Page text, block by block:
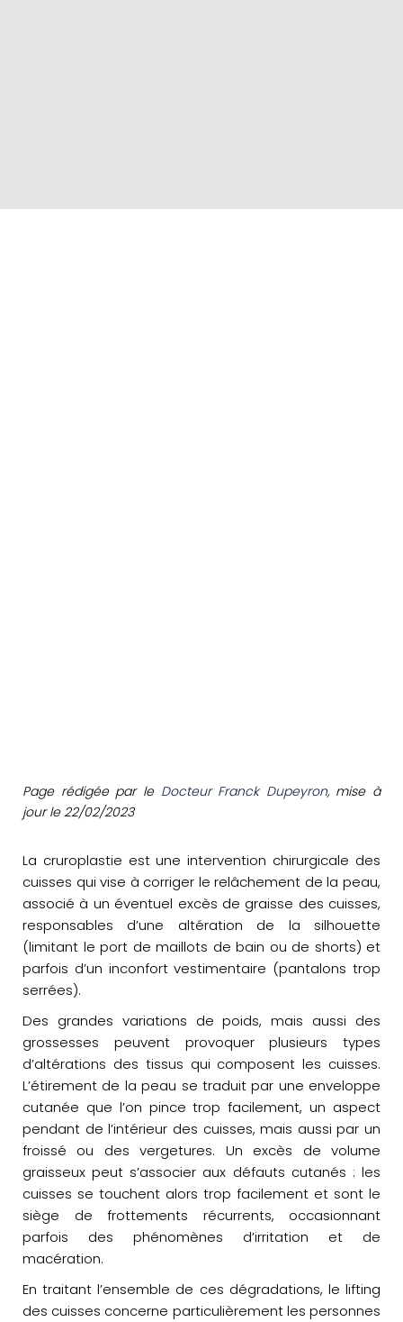
Page rédigée par le Docteur Franck Dupeyron, mise à
jour le 22/02/2023
La cruroplastie est une intervention chirurgicale des
cuisses qui vise à corriger le relâchement de la peau,
associé à un éventuel excès de graisse des cuisses,
responsables d’une altération de la silhouette
(limitant le port de maillots de bain ou de shorts) et
parfois d’un inconfort vestimentaire (pantalons trop
serrées).
Des grandes variations de poids, mais aussi des
grossesses peuvent provoquer plusieurs types
d’altérations des tissus qui composent les cuisses.
L’étirement de la peau se traduit par une enveloppe
cutanée que l’on pince trop facilement, un aspect
pendant de l’intérieur des cuisses, mais aussi par un
froissé ou des vergetures. Un excès de volume
graisseux peut s’associer aux défauts cutanés : les
cuisses se touchent alors trop facilement et sont le
siège de frottements récurrents, occasionnant
parfois des phénomènes d’irritation et de
macération.
En traitant l’ensemble de ces dégradations, le lifting
des cuisses concerne particulièrement les personnes